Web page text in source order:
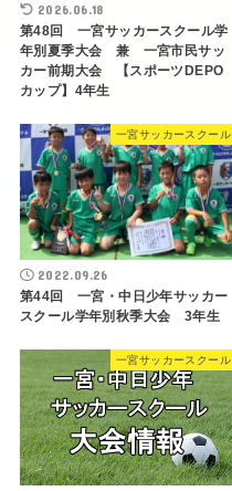
2026.06.18
第48回 一宮サッカースクール学
年別夏季大会 兼 一宮市民サッ
カー前期大会 【スポーツDEPO
カップ】4年生
一宮サッカースクール
2022.09.26
第44回 一宮・中日少年サッカー
スクール学年別秋季大会 3年生
一宮サッカースクール